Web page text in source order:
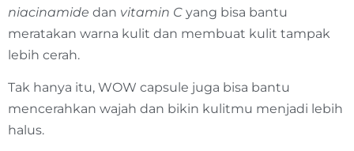
niacinamide dan vitamin C yang bisa bantu
meratakan warna kulit dan membuat kulit tampak
lebih cerah.
Tak hanya itu, WOW capsule juga bisa bantu
mencerahkan wajah dan bikin kulitmu menjadi lebih
halus.